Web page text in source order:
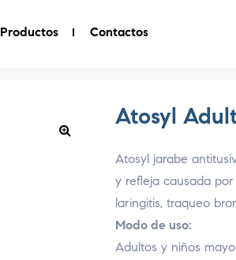
Productos Contactos
Atosyl
Atosyl jarabe
y refleja causada
laringitis, traqueo
Modo de uso:
Adultos y niños